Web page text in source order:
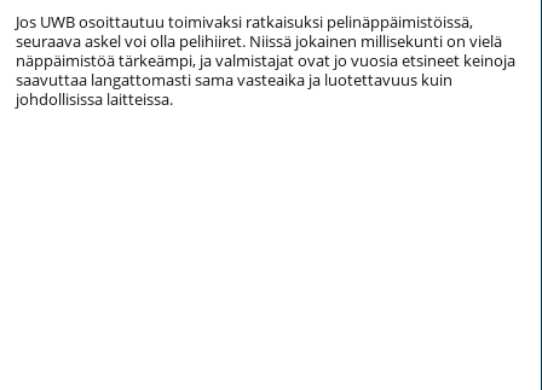
Jos UWB osoittautuu toimivaksi ratkaisuksi pelinäppäimistöissä,
seuraava askel voi olla pelihiiret. Niissä jokainen millisekunti on vielä
näppäimistöä tärkeämpi, ja valmistajat ovat jo vuosia etsineet keinoja
saavuttaa langattomasti sama vasteaika ja luotettavuus kuin
johdollisissa laitteissa.